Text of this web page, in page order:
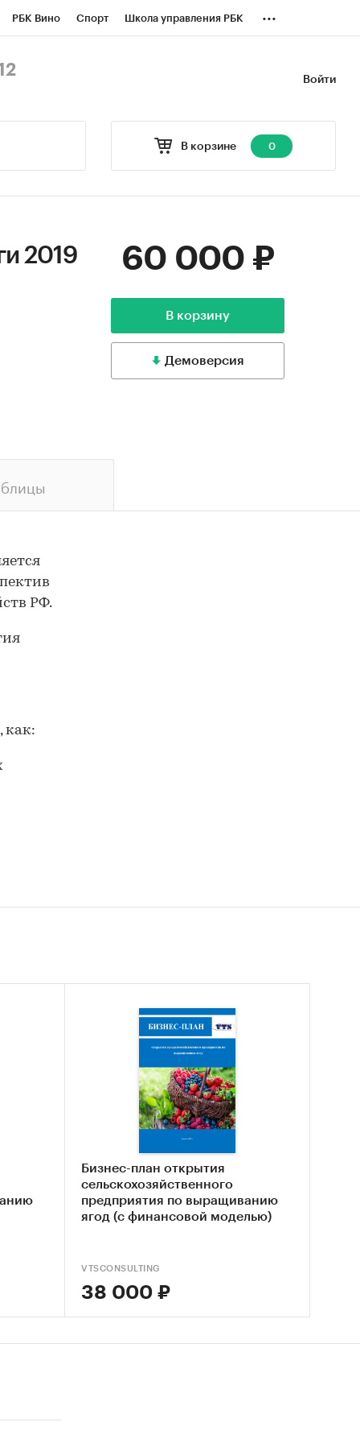
РБК Вино Спорт Школа управления РБК ...
Войти
В корзине 0
2019 60 000 ₽
В корзину
Демоверсия
РФ.
как:
Бизнес-план открытия
сельскохозяйственного
предприятия по выращиванию
ягод (с финансовой моделью)
VTSCONSULTING
38 000 ₽